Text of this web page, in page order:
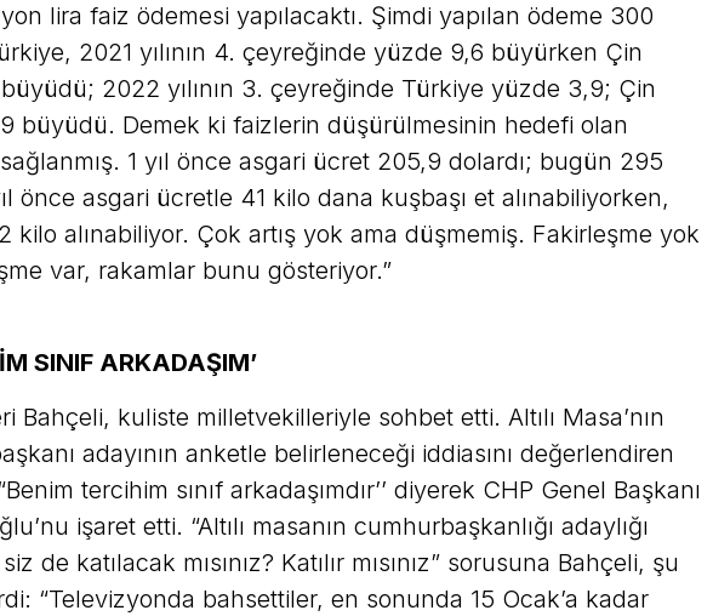
lira faiz ödemesi yapılacaktı. Şimdi yapılan ödeme 300
2021 yılının 4. çeyreğinde yüzde 9,6 büyürken Çin
2022 yılının 3. çeyreğinde Türkiye yüzde 3,9; Çin
büyüdü. Demek ki faizlerin düşürülmesinin hedefi olan
1 yıl önce asgari ücret 205,9 dolardı; bugün 295
önce asgari ücretle 41 kilo dana kuşbaşı et alınabiliyorken,
kilo alınabiliyor. Çok artış yok ama düşmemiş. Fakirleşme yok
var, rakamlar bunu gösteriyor.”
SINIF ARKADAŞIM’
Bahçeli, kuliste milletvekilleriyle sohbet etti. Altılı Masa’nın
adayının anketle belirleneceği iddiasını değerlendiren
tercihim sınıf arkadaşımdır’’ diyerek CHP Genel Başkanı
işaret etti. “Altılı masanın cumhurbaşkanlığı adaylığı
de katılacak mısınız? Katılır mısınız” sorusuna Bahçeli, şu
“Televizyonda bahsettiler, en sonunda 15 Ocak’a kadar